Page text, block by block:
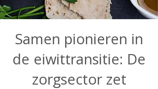
Samen pionieren in
de eiwittransitie: De
zorgsector zet